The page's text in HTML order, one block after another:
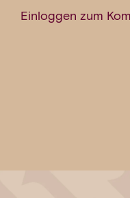
Einloggen zum